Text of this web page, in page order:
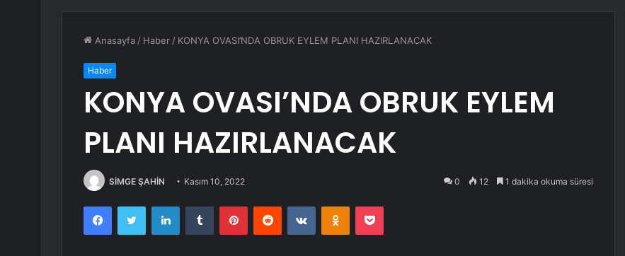
Anasayfa / Haber / KONYA OVASI’NDA OBRUK EYLEM PLANI HAZIRLANACAK
Haber
KONYA OVASI’NDA OBRUK EYLEM
PLANI HAZIRLANACAK
SİMGE ŞAHİN Kasım 10, 2022 0 12 1 dakika okuma süresi
FacebookTwitter LinkedInTumblr PinterestReddit VKontakteOdnoklassniki
Pocket